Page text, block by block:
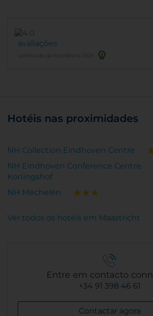
avaliações
Certificado de Excelência 2025
Hotéis nas proximidades
NH Collection Eindhoven Centre
NH Eindhoven Conference Centre
Koningshof
NH Mechelen
Ver todos os hotéis em Maastricht
Entre em contacto
+34 91 398 46 61
Contactar agora